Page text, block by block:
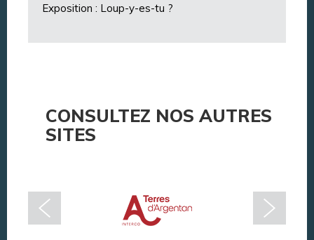
Exposition : Loup-y-es-tu ?
CONSULTEZ NOS AUTRES
SITES